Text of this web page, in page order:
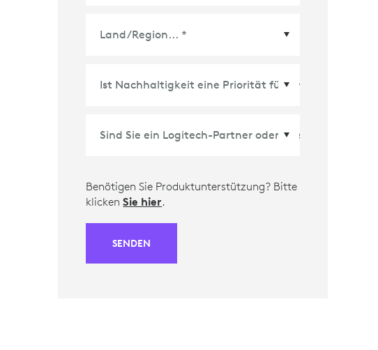
Land/Region *
Benötigen Sie Produktunterstützung? Bitte
klickenSie hier.
SENDEN